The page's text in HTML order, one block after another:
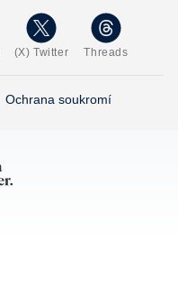
(X) Twitter Threads
Ochrana soukromí